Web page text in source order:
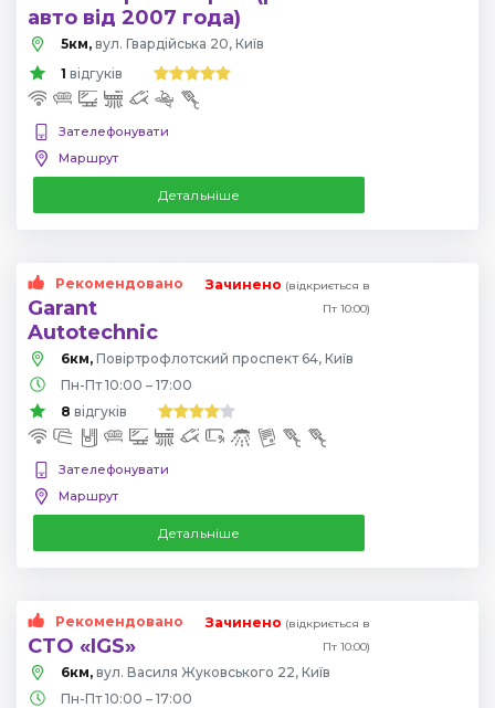
авто від 2007 года)
5км, вул. Гвардійська 20, Київ
1 відгуків
Зателефонувати
Маршрут
Детальніше
Рекомендовано
Garant
Autotechnic
Зачинено (відкриється в
Пт 10:00)
6км,
Повіртрофлотский проспект 64, Київ
Пн-Пт 10:00 – 17:00
8 відгуків
Зателефонувати
Маршрут
Детальніше
Рекомендовано
СТО «IGS»
Зачинено (відкриється в
Пт 10:00)
6км, вул. Василя Жуковського 22, Київ
Пн-Пт 10:00 – 17:00